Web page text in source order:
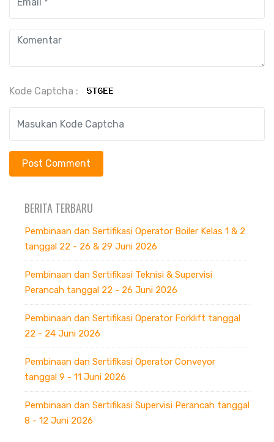
Kode Captcha :
BERITA TERBARU
Pembinaan dan Sertifikasi Operator Boiler Kelas 1 & 2
tanggal 22 - 26 & 29 Juni 2026
Pembinaan dan Sertifikasi Teknisi & Supervisi
Perancah tanggal 22 - 26 Juni 2026
Pembinaan dan Sertifikasi Operator Forklift tanggal
22 - 24 Juni 2026
Pembinaan dan Sertifikasi Operator Conveyor
tanggal 9 - 11 Juni 2026
Pembinaan dan Sertifikasi Supervisi Perancah tanggal
8 - 12 Juni 2026